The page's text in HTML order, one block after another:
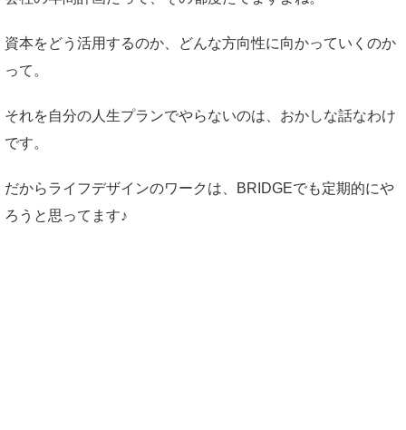
資本をどう活用するのか、どんな方向性に向かっていくのか
って。
それを自分の人生プランでやらないのは、おかしな話なわけ
です。
だからライフデザインのワークは、BRIDGEでも定期的にや
ろうと思ってます♪